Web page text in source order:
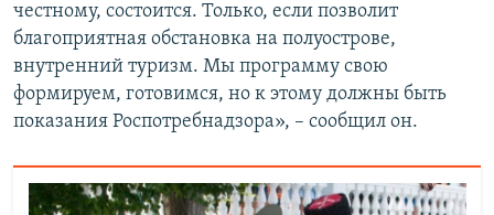
честному, состоится. Только, если позволит
благоприятная обстановка на полуострове,
внутренний туризм. Мы программу свою
формируем, готовимся, но к этому должны быть
показания Роспотребнадзора», – сообщил он.